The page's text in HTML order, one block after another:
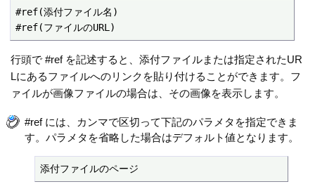
#ref(添付ファイル名)
#ref(ファイルのURL)
行頭で #ref を記述すると、添付ファイルまたは指定されたUR
Lにあるファイルへのリンクを貼り付けることができます。フ
ァイルが画像ファイルの場合は、その画像を表示します。
#ref には、カンマで区切って下記のパラメタを指定できま
す。パラメタを省略した場合はデフォルト値となります。
添付ファイルのページ